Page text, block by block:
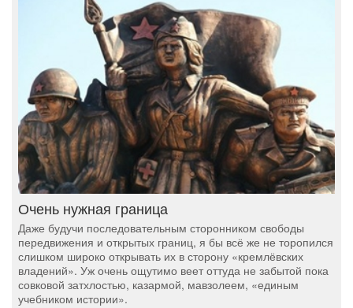
Очень нужная граница
Даже будучи последовательным сторонником свободы
передвижения и открытых границ, я бы всё же не торопился
слишком широко открывать их в сторону «кремлёвских
владений». Уж очень ощутимо веет оттуда не забытой пока
совковой затхлостью, казармой, мавзолеем, «единым
учебником истории».